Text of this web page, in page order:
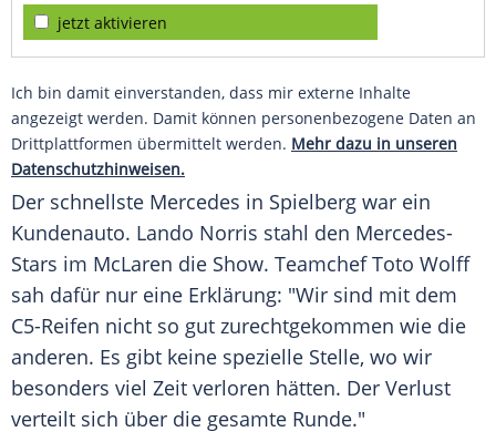
jetzt aktivieren
Ich bin damit einverstanden, dass mir externe Inhalte
angezeigt werden. Damit können personenbezogene Daten an
Drittplattformen übermittelt werden. Mehr dazu in unseren
Datenschutzhinweisen.
Der schnellste Mercedes in Spielberg war ein
Kundenauto. Lando Norris stahl den Mercedes-
Stars im McLaren die Show. Teamchef Toto Wolff
sah dafür nur eine Erklärung: "Wir sind mit dem
C5-Reifen nicht so gut zurechtgekommen wie die
anderen. Es gibt keine spezielle Stelle, wo wir
besonders viel Zeit verloren hätten. Der Verlust
verteilt sich über die gesamte Runde."